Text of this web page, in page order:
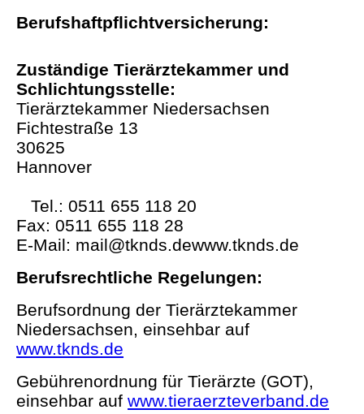
Berufshaftpflichtversicherung:
Zuständige Tierärztekammer und
Schlichtungsstelle:
Tierärztekammer Niedersachsen
Fichtestraße 13
30625
Hannover
Tel.: 0511 655 118 20
Fax: 0511 655 118 28
E-Mail: mail@tknds.dewww.tknds.de
Berufsrechtliche Regelungen:
Berufsordnung der Tierärztekammer
Niedersachsen, einsehbar auf
www.tknds.de
Gebührenordnung für Tierärzte (GOT),
einsehbar auf www.tieraerzteverband.de